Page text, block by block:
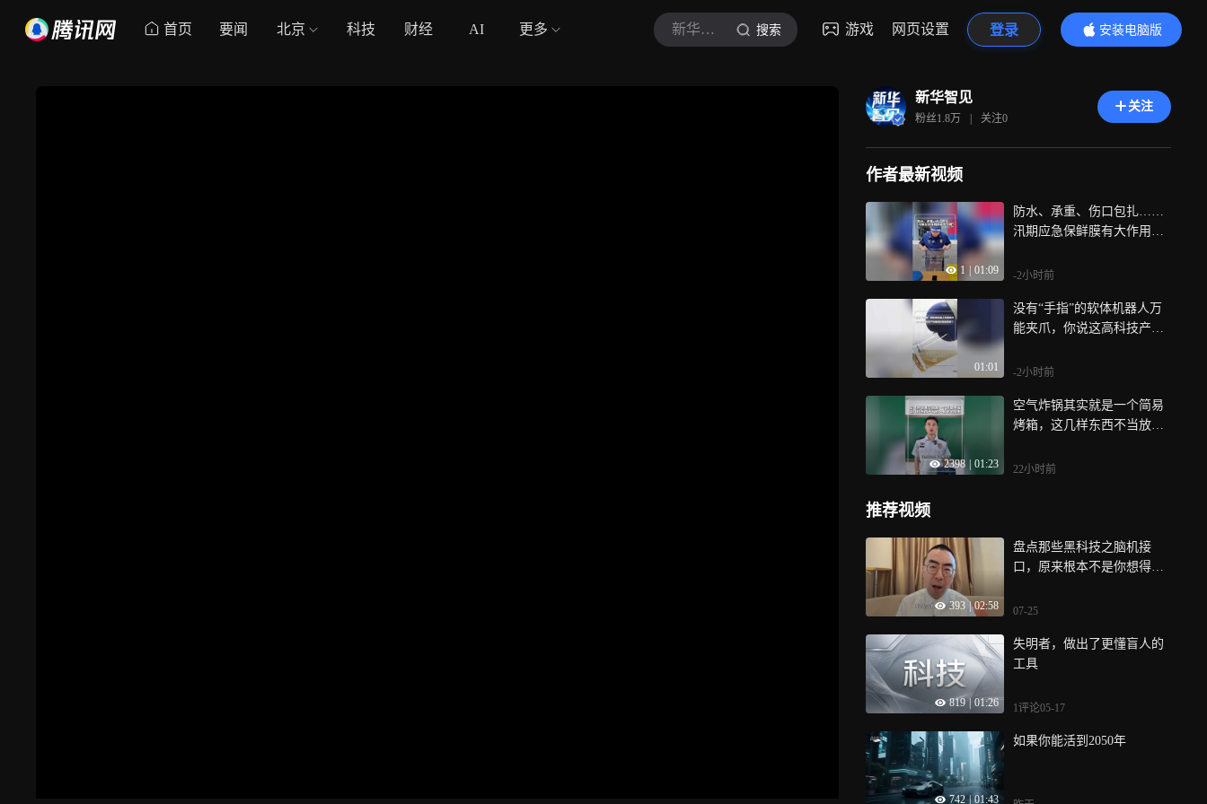
首页 要闻 北京 科技 财经 AI 更多 新华智见 搜索 游戏 网页设置 登录
安装电脑版
内容更精彩
新华智见
粉丝1.8万 | 关注0
关注
作者最新视频
1 01:09
防水、承重、伤口包扎……
汛期应急保鲜膜有大作用，
-2小时前
01:01
没有“手指”的软体机器人万
能夹爪，你说这高科技产物
器猫的手成真了？
-2小时前
2398 01:23
空气炸锅其实就是一个简易
烤箱，这几样东西不当放入
要牢记
22小时前
推荐视频
393 02:58
盘点那些黑科技之脑机接
口，原来根本不是你想得样
07-25
819 | 01:26
失明者，做出了更懂盲人的
工具
1评论05-17
742 01:43
如果你能活到2050年